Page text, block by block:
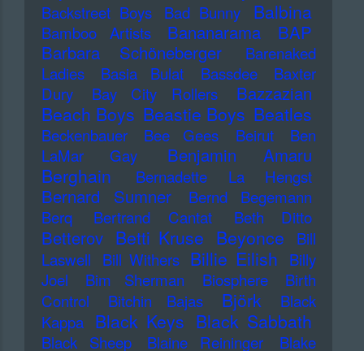
Backstreet Boys
Bad Bunny Balbina
Bamboo Artists Bananarama
BAP
Barbara Schöneberger
Barenaked
Ladies
Basia Bulat Bassdee
Baxter
Dury
Bay City Rollers Bazzazian
Beach Boys Beastie Boys Beatles
Beckenbauer Bee Gees Beirut
Ben
LaMar Gay
Benjamin Amaru
Berghain Bernadette La Hengst
Bernard Sumner
Bernd Begemann
Berq
Bertrand Cantat Beth Ditto
Betterov Betti Kruse Beyonce
Bill
Laswell
Bill Withers Billie Eilish
Billy
Joel
Bim Sherman Biosphere
Birth
Control
Bitchin Bajas Björk
Black
Kappa Black Keys Black Sabbath
Black Sheep Blaine Reininger
Blake